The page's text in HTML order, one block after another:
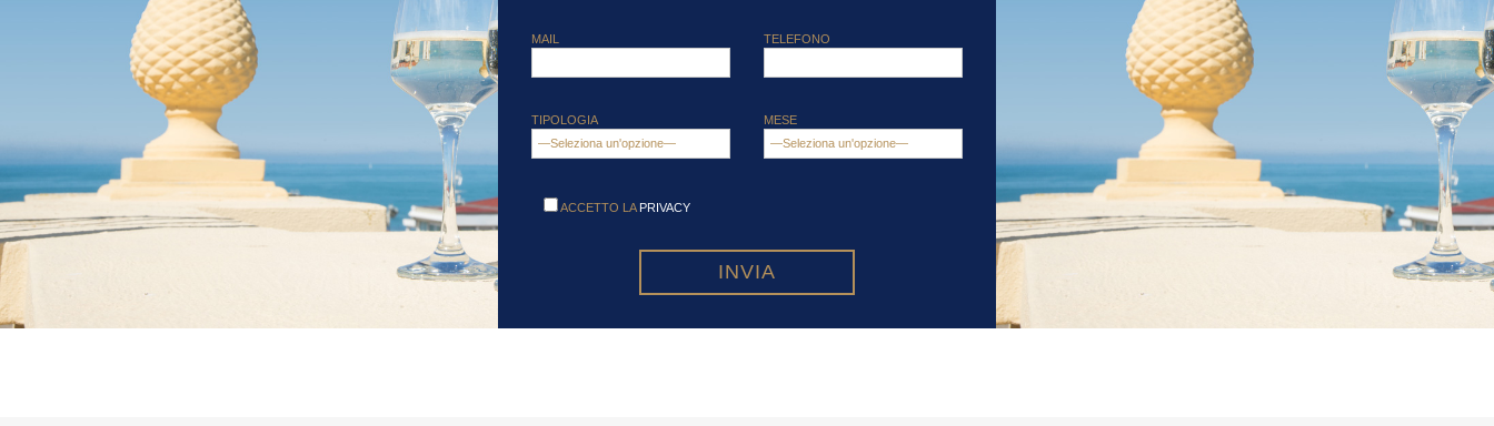
MAIL TELEFONO
TIPOLOGIA MESE
ACCETTO LA PRIVACY